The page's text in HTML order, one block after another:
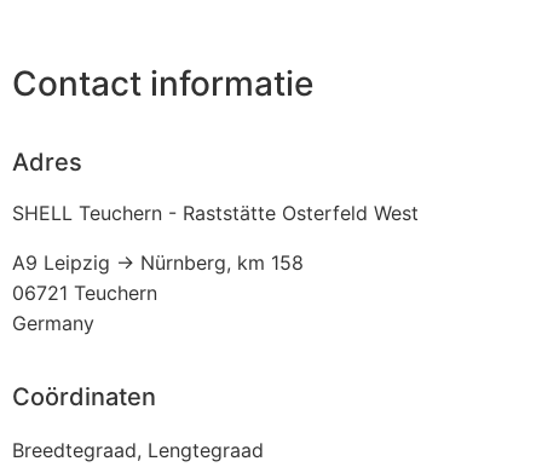
Contact informatie
Adres
SHELL Teuchern - Raststätte Osterfeld West
A9 Leipzig -> Nürnberg, km 158
06721 Teuchern
Germany
Coördinaten
Breedtegraad, Lengtegraad